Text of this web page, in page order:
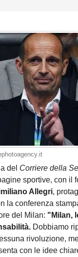
del Corriere della
sportive, con il
Allegri,
la conferenza
del Milan: "Milan,
Dobbiamo
rivoluzione,
con le idee